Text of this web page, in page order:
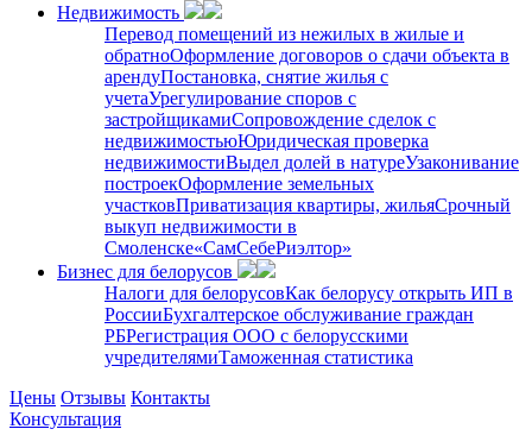
Недвижимость
Перевод помещений из нежилых в жилые и
обратноОформление договоров о сдачи объекта в
арендуПостановка, снятие жилья с
учетаУрегулирование споров с
застройщикамиСопровождение сделок с
недвижимостьюЮридическая проверка
недвижимостиВыдел долей в натуреУзаконивание
построекОформление земельных
участковПриватизация квартиры, жильяСрочный
выкуп недвижимости в
Cмоленске«СамСебеРиэлтор»
Бизнес для белорусов
Налоги для белорусовКак белорусу открыть ИП в
РоссииБухгалтерское обслуживание граждан
РБРегистрация ООО с белорусскими
учредителямиТаможенная статистика
Цены Отзывы Контакты
Консультация